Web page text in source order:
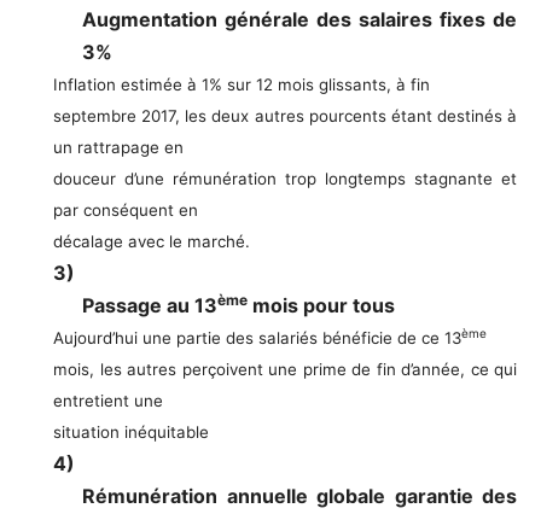
Augmentation générale des salaires fixes de
3%
Inflation estimée à 1% sur 12 mois glissants, à fin
septembre 2017, les deux autres pourcents étant destinés à
un rattrapage en
douceur d’une rémunération trop longtemps stagnante et
par conséquent en
décalage avec le marché.
3)
Passage au 13ème mois pour tous
Aujourd’hui une partie des salariés bénéficie de ce 13ème
mois, les autres perçoivent une prime de fin d’année, ce qui
entretient une
situation inéquitable
4)
Rémunération annuelle globale garantie des